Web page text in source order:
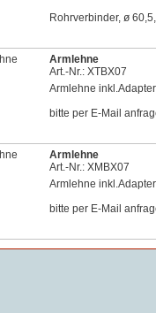
Rohrverbinder, ø
Armlehne
Art.-Nr.: XTBX07
Armlehne
bitte per E-Mail
Armlehne
Art.-Nr.: XMBX07
Armlehne
bitte per E-Mail